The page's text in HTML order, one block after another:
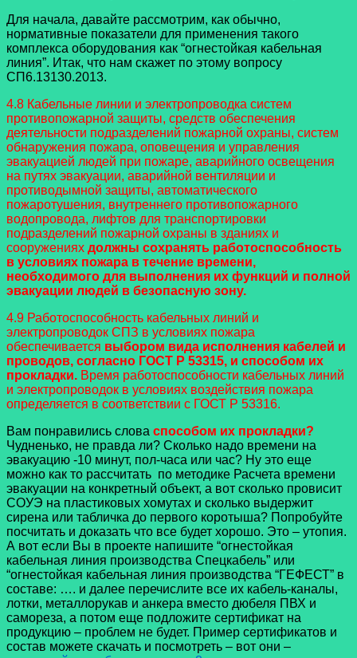
Для начала, давайте рассмотрим, как обычно,
нормативные показатели для применения такого
комплекса оборудования как “огнестойкая кабельная
линия”. Итак, что нам скажет по этому вопросу
СП6.13130.2013.
4.8 Кабельные линии и электропроводка систем
противопожарной защиты, средств обеспечения
деятельности подразделений пожарной охраны, систем
обнаружения пожара, оповещения и управления
эвакуацией людей при пожаре, аварийного освещения
на путях эвакуации, аварийной вентиляции и
противодымной защиты, автоматического
пожаротушения, внутреннего противопожарного
водопровода, лифтов для транспортировки
подразделений пожарной охраны в зданиях и
сооружениях должны сохранять работоспособность
в условиях пожара в течение времени,
необходимого для выполнения их функций и полной
эвакуации людей в безопасную зону.
4.9 Работоспособность кабельных линий и
электропроводок СПЗ в условиях пожара
обеспечивается выбором вида исполнения кабелей и
проводов, согласно ГОСТ Р 53315, и способом их
прокладки. Время работоспособности кабельных линий
и электропроводок в условиях воздействия пожара
определяется в соответствии с ГОСТ Р 53316.
Вам понравились слова способом их прокладки?
Чудненько, не правда ли? Сколько надо времени на
эвакуацию -10 минут, пол-часа или час? Ну это еще
можно как то рассчитать по методике Расчета времени
эвакуации на конкретный объект, а вот сколько провисит
СОУЭ на пластиковых хомутах и сколько выдержит
сирена или табличка до первого коротыша? Попробуйте
посчитать и доказать что все будет хорошо. Это – утопия.
А вот если Вы в проекте напишите “огнестойкая
кабельная линия производства Спецкабель” или
“огнестойкая кабельная линия производства “ГЕФЕСТ” в
составе: …. и далее перечислите все их кабель-каналы,
лотки, металлорукав и анкера вместо дюбеля ПВХ и
самореза, а потом еще подложите сертификат на
продукцию – проблем не будет. Пример сертификатов и
состав можете скачать и посмотреть – вот они –